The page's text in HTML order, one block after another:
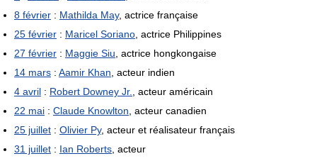
8 février : Mathilda May, actrice française
25 février : Maricel Soriano , actrice Philippines
27 février : Maggie Siu , actrice hongkongaise
14 mars : Aamir Khan , acteur indien
4 avril : Robert Downey Jr.
, acteur américain
22 mai : Claude Knowlton , acteur canadien
25 juillet : Olivier Py, acteur et réalisateur français
31 juillet : Ian Roberts , acteur